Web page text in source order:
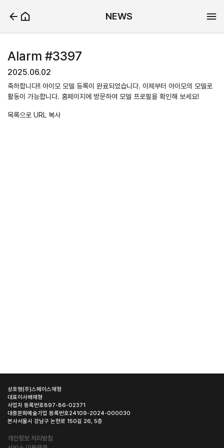
NEWS
Alarm #3397
2025.06.02
축하합니다!! 아이모 모델 등록이 완료되었습니다. 이제부터 아이모의 모델로
활동이 가능합니다. 홈페이지에 방문하여 모델 프로필을 확인해 보세요!
목록으로 URL 복사
상호명(주)스페이스재형
대표이사배재형
사업자 등록번호897-86-02371
대중문화예술기업 등록번호24109-2024-000030
본사서울시 강남구 논현로 150길 26, 5층
개인정보 처리방침